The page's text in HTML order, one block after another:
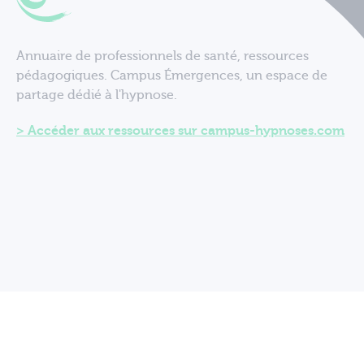
Annuaire de professionnels de santé, ressources
pédagogiques. Campus Émergences, un espace de
partage dédié à l'hypnose.
Accéder aux ressources sur campus-hypnoses.com